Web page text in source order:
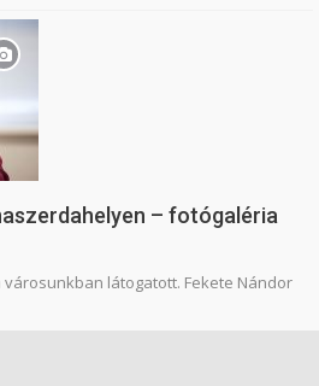
– fotógaléria
látogatott. Fekete Nándor